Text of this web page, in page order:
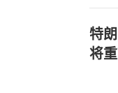
特
将